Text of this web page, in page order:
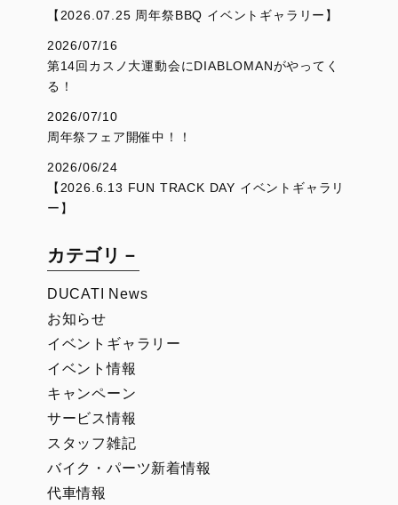
お問い合わせ
【2026.07.25 周年祭BBQ イベントギャラリー】
2026/07/16
第14回カスノ大運動会にDIABLOMANがやってく
る！
2026/07/10
周年祭フェア開催中！！
2026/06/24
【2026.6.13 FUN TRACK DAY イベントギャラリ
ー】
カテゴリ－
DUCATI News
お知らせ
イベントギャラリー
イベント情報
キャンペーン
サービス情報
スタッフ雑記
バイク・パーツ新着情報
代車情報